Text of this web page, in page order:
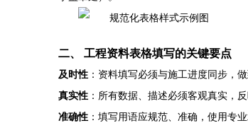
二、 工程资料表格填写的关键要点
及时性 ：资料填写必须与施工进度同步，
真实性 ：所有数据、描述必须客观真实，
准确性 ：填写用语应规范、准确，使用专